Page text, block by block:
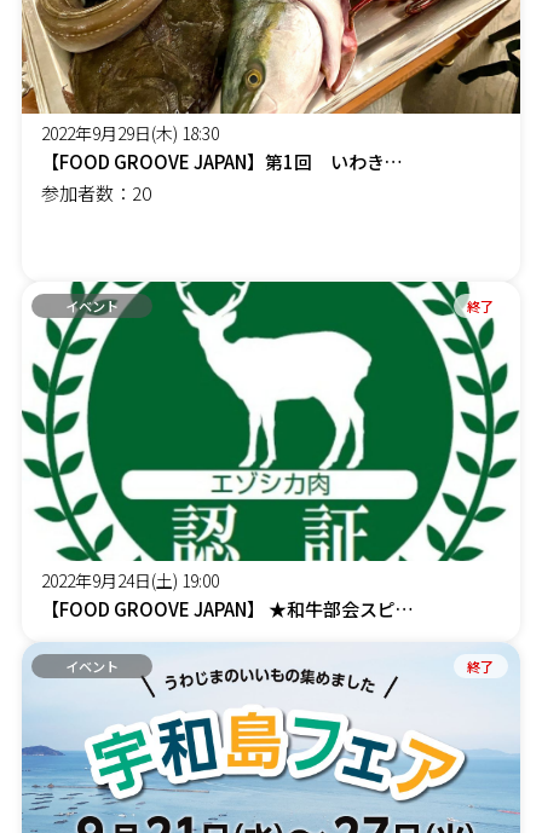
2022年9月29日(木) 18:30
【FOOD GROOVE JAPAN】第1回 いわきの魚と酒を楽しむ会
参加者数：20
イベント 終了
2022年9月24日(土) 19:00
【FOOD GROOVE JAPAN】 ★和牛部会スピンオフ企画★ ジビエ王国釧路のエゾシカを食べる会
イベント 終了